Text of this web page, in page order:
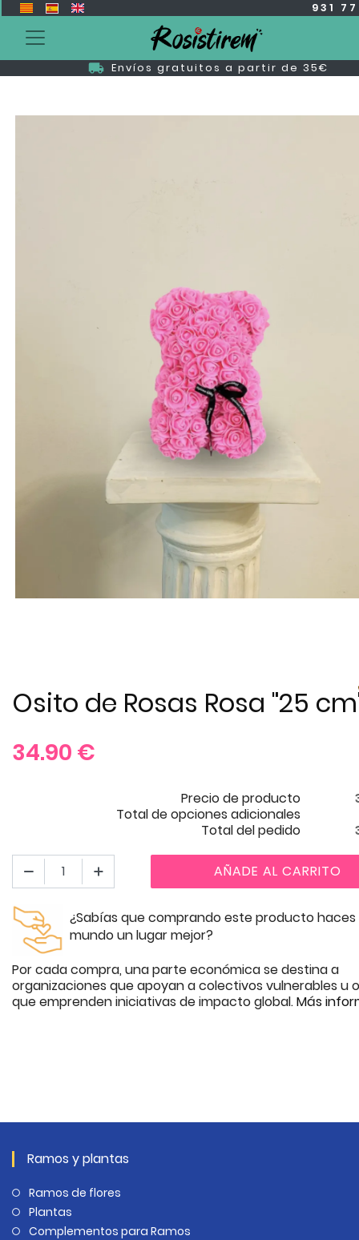
931
Envíos gratuitos a partir de 35€
Osito de Rosas Rosa "25
34.90 €
Precio de producto
Total de opciones adicionales
Total del pedido
AÑADE AL CARRITO
¿Sabías que comprando este producto haces
mundo un lugar mejor?
Por cada compra, una parte económica se destina a
organizaciones que apoyan a colectivos vulnerables u
que emprenden iniciativas de impacto global.Más
Ramos y plantas
Ramos de flores
Plantas
Complementos para Ramos